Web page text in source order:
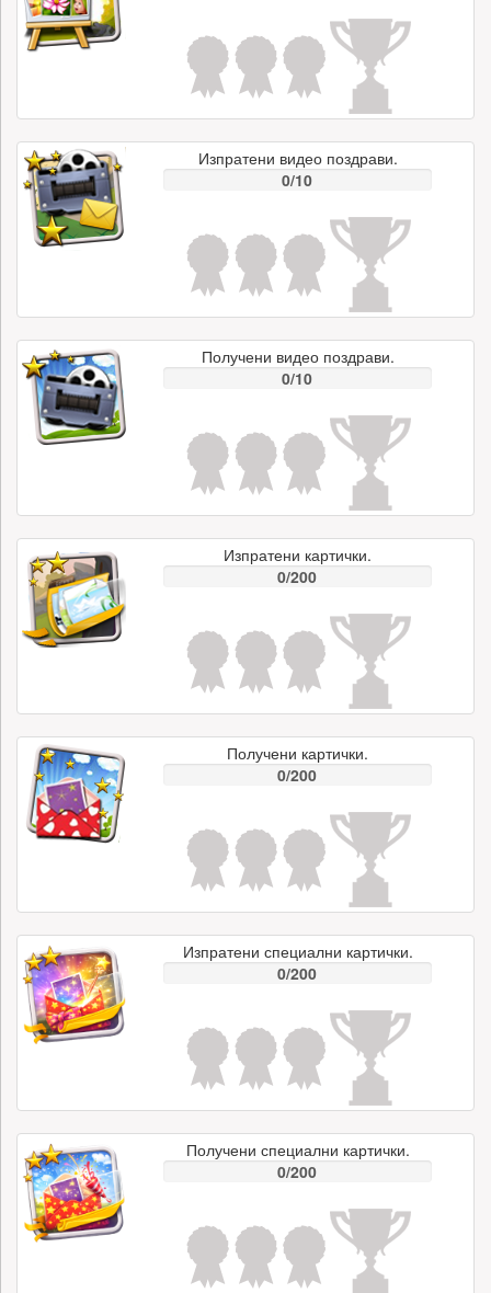
Изпратени видео поздрави.
0/10
Получени видео поздрави.
0/10
Изпратени картички.
0/200
Получени картички.
0/200
Изпратени специални картички.
0/200
Получени специални картички.
0/200